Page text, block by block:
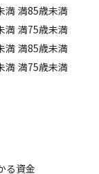
満 満85歳未満
満 満75歳未満
満 満85歳未満
満 満75歳未満
る資金